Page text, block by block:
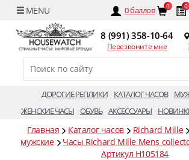
0баллов 0 0
8 (991) 358-10-64
Перезвоните мне
ДОРОГИЕ РЕПЛИКИ КАТАЛОГ ЧАСОВ
ЖЕНСКИЕ ЧАСЫ ОБУВЬ АКСЕССУАРЫ
Главная Каталог часов Richard Mille
мужские
Часы Richard Mille Mens
Артикул H105184